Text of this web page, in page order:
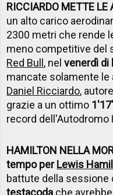
RICCIARDO METTE LE
un alto carico
2300 metri che rende
meno competitive del
Red Bull , nelvenerdì di
mancate solamente le
Daniel Ricciardo,
grazie a un ottimo
record dell'Autodromo
HAMILTON NELLA
tempo perLewis
battute della sessione